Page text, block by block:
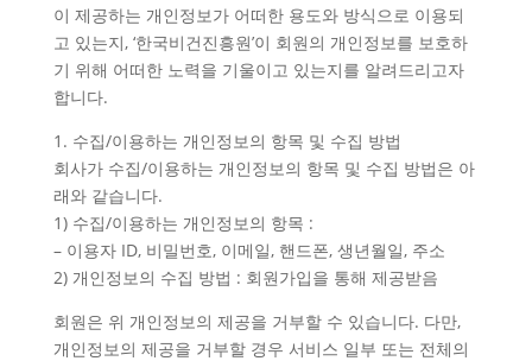
이 제공하는 개인정보가 어떠한 용도와 방식으로 이용되
고 있는지, ‘한국비건진흥원’이 회원의 개인정보를 보호하
기 위해 어떠한 노력을 기울이고 있는지를 알려드리고자
합니다.
1. 수집/이용하는 개인정보의 항목 및 수집 방법
회사가 수집/이용하는 개인정보의 항목 및 수집 방법은 아
래와 같습니다.
1) 수집/이용하는 개인정보의 항목 :
– 이용자 ID, 비밀번호, 이메일, 핸드폰, 생년월일, 주소
2) 개인정보의 수집 방법 : 회원가입을 통해 제공받음
회원은 위 개인정보의 제공을 거부할 수 있습니다. 다만,
개인정보의 제공을 거부할 경우 서비스 일부 또는 전체의